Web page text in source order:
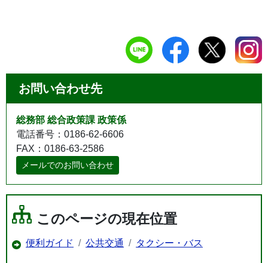
お問い合わせ先
総務部 総合政策課 政策係
電話番号：0186-62-6606
FAX：0186-63-2586
メールでのお問い合わせ
このページの現在位置
便利ガイド 公共交通 タクシー・バス